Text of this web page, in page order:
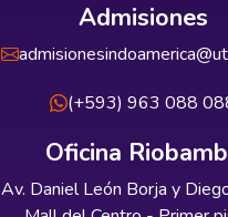
Admisiones
(+593) 963 088
Oficina
Av. Daniel León Borja y